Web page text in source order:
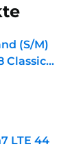
(S/M)
Classic
LTE 44